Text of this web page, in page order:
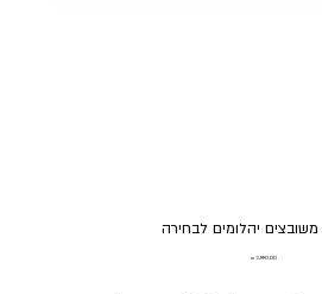
מחיר